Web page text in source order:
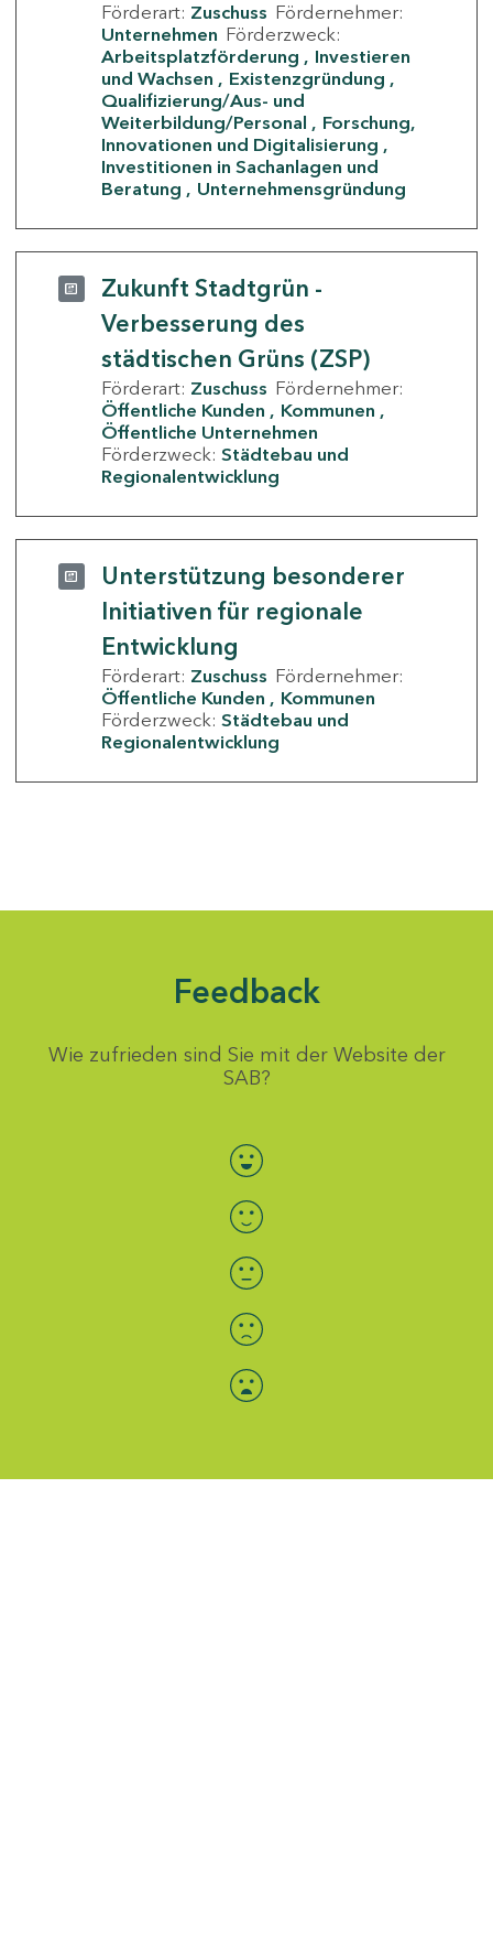
Förderart: Zuschuss Fördernehmer:
Unternehmen Förderzweck:
Arbeitsplatzförderung
Investieren
und Wachsen
Existenzgründung
Qualifizierung/Aus- und
Weiterbildung/Personal
Forschung,
Innovationen und Digitalisierung
Investitionen in Sachanlagen und
Beratung
Unternehmensgründung
Zukunft Stadtgrün -
Verbesserung des
städtischen Grüns (ZSP)
Förderart: Zuschuss Fördernehmer:
Öffentliche Kunden
Kommunen
Öffentliche Unternehmen
Förderzweck: Städtebau und
Regionalentwicklung
Unterstützung besonderer
Initiativen für regionale
Entwicklung
Förderart: Zuschuss Fördernehmer:
Öffentliche Kunden
Kommunen
Förderzweck: Städtebau und
Regionalentwicklung
Feedback
Wie zufrieden sind Sie mit der Website der
SAB?
Bewertung auswählen